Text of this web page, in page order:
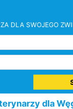
DLA SWOJEGO
dla